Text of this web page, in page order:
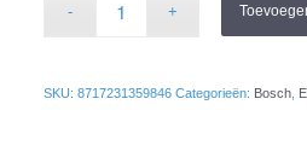
SKU: 8717231359846 Categorieën: Bosch